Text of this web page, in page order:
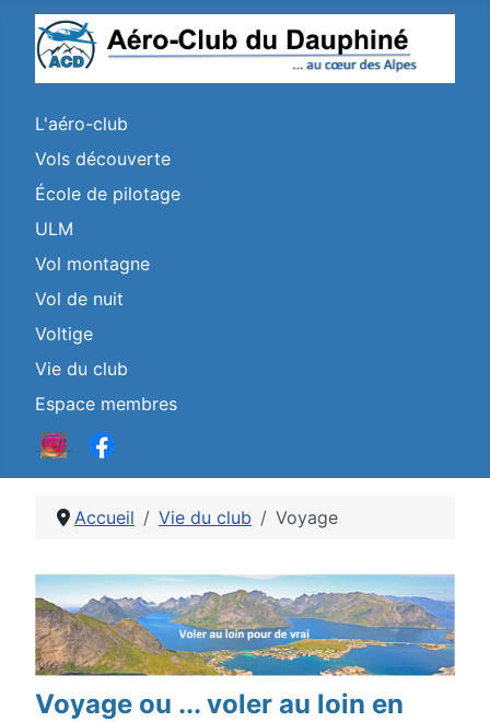
L'aéro-club
Vols découverte
École de pilotage
ULM
Vol montagne
Vol de nuit
Voltige
Vie du club
Espace membres
Accueil Vie du club Voyage
Détails
Voyage ou ... voler au loin en